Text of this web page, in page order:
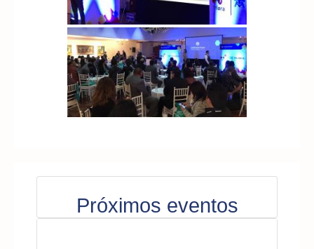
Próximos eventos